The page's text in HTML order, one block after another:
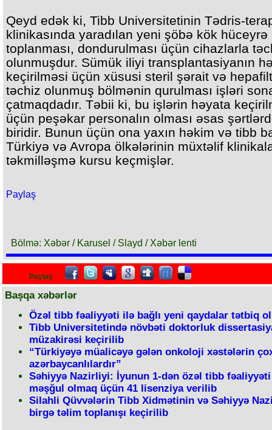
Qeyd edək ki, Tibb Universitetinin Tədris-
klinikasında yaradılan yeni şöbə kök hüceyrə
toplanması, dondurulması üçün cihazlarla
olunmuşdur. Sümük iliyi transplantasiyanın
keçirilməsi üçün xüsusi steril şərait və
təchiz olunmuş bölmənin qurulması işləri
çatmaqdadır. Təbii ki, bu işlərin həyata
üçün peşəkar personalın olması əsas
biridir. Bunun üçün ona yaxın həkim və tibb
Türkiyə və Avropa ölkələrinin müxtəlif
təkmilləşmə kursu keçmişlər.
Paylaş
Bölmə: Xəbər / Karusel / Slayd / Xəbər lenti
Paylaş
Başqa xəbərlər
Özəl tibb fəaliyyəti ilə bağlı yeni qaydalar tətbiq
Tibb Universitetində növbəti doktorluk
müzakirəsi keçirilib
“Türkiyəyə müalicəyə gələn onkoloji xəstələrin
azərbaycanlılardır”
Səhiyyə Nazirliyi: İyunun 1-dən özəl tibb
məşğul olmaq üçün 41 lisenziya verilib
Silahli Qüvvələrin Tibb Xidmətinin və Səhiyyə
birgə təlim toplanışı keçirilib